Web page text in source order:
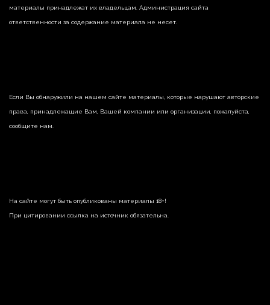
материалы принадлежат их владельцам. Администрация сайта
ответственности за содержание материала не несет.
Если Вы обнаружили на нашем сайте материалы, которые нарушают авторские
права, принадлежащие Вам, Вашей компании или организации, пожалуйста,
сообщите нам.
На сайте могут быть опубликованы материалы 18+!
При цитировании ссылка на источник обязательна.